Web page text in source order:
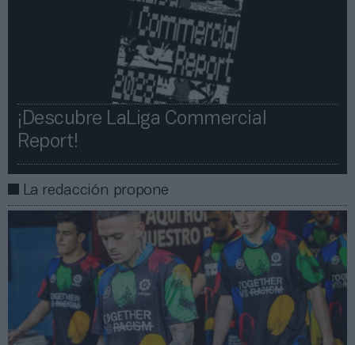
¡Descubre LaLiga Commercial
Report!​​
La redacción propone